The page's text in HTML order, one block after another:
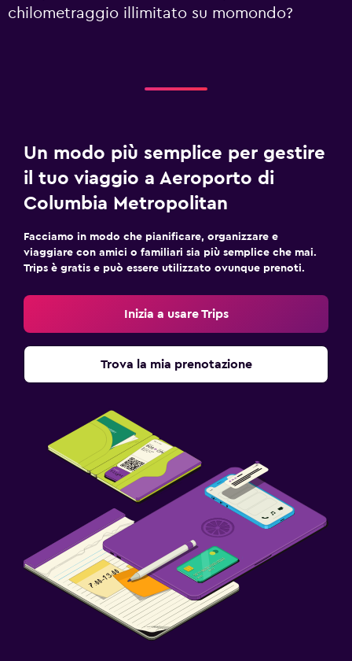
chilometraggio illimitato su momondo?
Un modo più semplice per gestire
il tuo viaggio a Aeroporto di
Columbia Metropolitan
Facciamo in modo che pianificare, organizzare e
viaggiare con amici o familiari sia più semplice che mai.
Trips è gratis e può essere utilizzato ovunque prenoti.
Inizia a usare Trips
Trova la mia prenotazione